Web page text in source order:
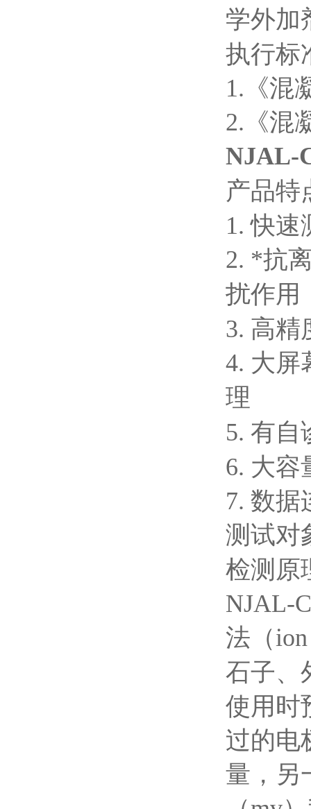
学外加
执行标
1.《混
2.《混
NJAL-
产品特
1. 快速
2. *抗
扰作用
3. 高精
4. 大屏
理
5. 有自
6. 大容
7. 数据
测试对
检测原
NJAL-
法（
石子、
使用时
过的电
量，另